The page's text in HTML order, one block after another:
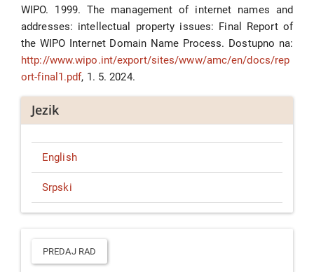
WIPO. 1999. The management of internet names and
addresses: intellectual property issues: Final Report of
the WIPO Internet Domain Name Process. Dostupno na:
http://www.wipo.int/export/sites/www/amc/en/docs/rep
ort-final1.pdf, 1. 5. 2024.
Jezik
English
Srpski
Predaj
radPREDAJ RAD